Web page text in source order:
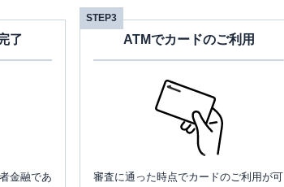
了
金融であ
STEP3
ATMでカードのご利用
審査に通った時点でカードのご利用が可